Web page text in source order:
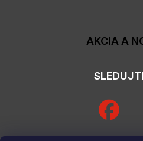
AKCIA A